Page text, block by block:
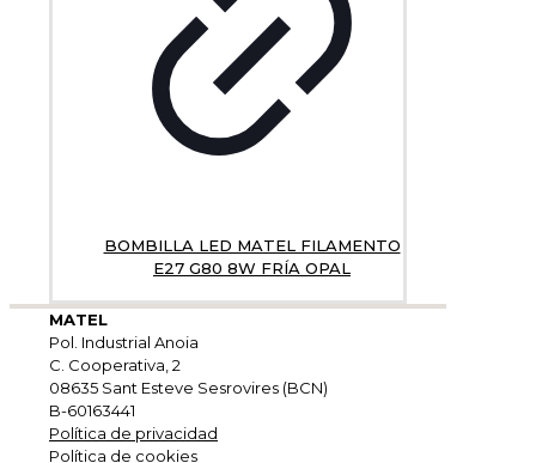
BOMBILLA LED MATEL FILAMENTO
E27 G80 8W FRÍA OPAL
MATEL
Pol. Industrial Anoia
C. Cooperativa, 2
08635 Sant Esteve Sesrovires (BCN)
B-60163441
Política de privacidad
Política de cookies